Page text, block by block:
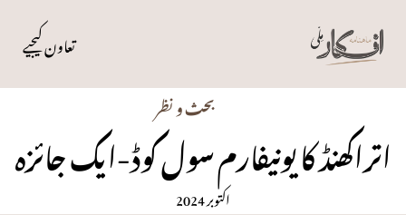
تعاون کیجیے
بحث و نظر
اتراکھنڈ کا یونیفارم سول کوڈ-ایک جائزہ
اکتوبر 2024